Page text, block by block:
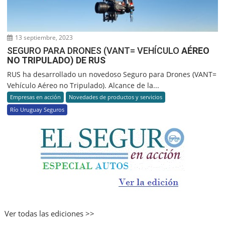
13 septiembre, 2023
SEGURO PARA DRONES (VANT= VEHÍCULOAÉREO
NO TRIPULADO) DE RUS
RUS ha desarrollado un novedoso Seguro para Drones (VANT=
Vehículo Aéreo no Tripulado). Alcance de la...
Empresas en acción
Novedades de productos y servicios
Río Uruguay Seguros
Ver todas las ediciones >>